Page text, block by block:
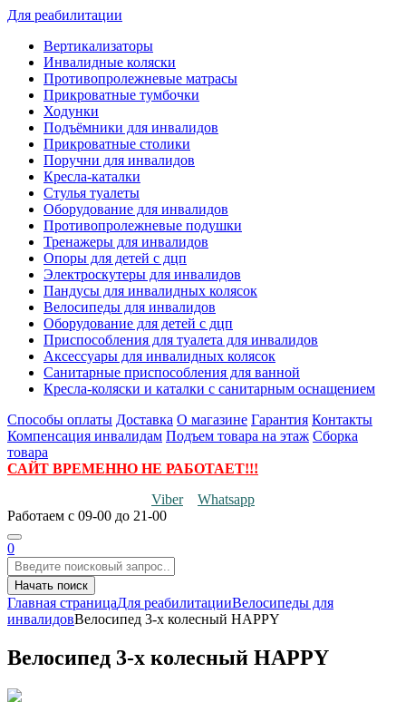
Для реабилитации
Вертикализаторы
Инвалидные коляски
Противопролежневые матрасы
Прикроватные тумбочки
Ходунки
Подъёмники для инвалидов
Прикроватные столики
Поручни для инвалидов
Кресла-каталки
Стулья туалеты
Оборудование для инвалидов
Противопролежневые подушки
Тренажеры для инвалидов
Опоры для детей с дцп
Электроскутеры для инвалидов
Пандусы для инвалидных колясок
Велосипеды для инвалидов
Оборудование для детей с дцп
Приспособления для туалета для инвалидов
Аксессуары для инвалидных колясок
Санитарные приспособления для ванной
Кресла-коляски и каталки с санитарным оснащением
Способы оплаты Доставка О магазине Гарантия Контакты
Компенсация инвалидам Подъем товара на этаж Сборка
товара
САЙТ ВРЕМЕННО НЕ РАБОТАЕТ!!!
Viber
Whatsapp
Работаем с 09-00 до 21-00
0
Начать поиск
Главная страницаДля реабилитацииВелосипеды для
инвалидовВелосипед 3-х колесный HAPPY
Велосипед 3-х колесный HAPPY